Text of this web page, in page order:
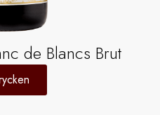
de Blancs Brut